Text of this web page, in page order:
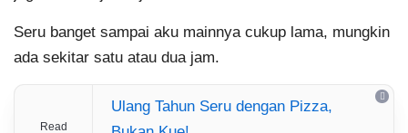
Seru banget sampai aku mainnya cukup lama, mungkin
ada sekitar satu atau dua jam.
Read
Ulang Tahun Seru dengan Pizza,